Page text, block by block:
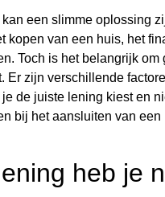
een slimme oplossing
kopen van een huis, het
Toch is het belangrijk
Er zijn verschillende
de juiste lening kiest en
bij het aansluiten van
heb je